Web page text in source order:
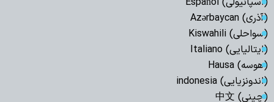
(آذری) Azərbaycan
(سواحلی) Kiswahili
(ایتالیایی) Italiano
(هوسه) Hausa
(اندونزیایی) indonesia
(چینی) 中文